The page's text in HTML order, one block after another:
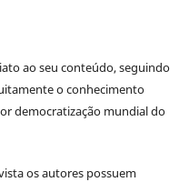
ao seu conteúdo, seguindo
o conhecimento
democratização mundial do
os autores possuem